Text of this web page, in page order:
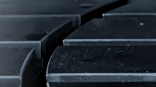
横式CNCロータリーテーブ
パレット自動交換システム
油圧インデックステーブル
B軸ヘッド
カタログダ
ブログ
バーチャル